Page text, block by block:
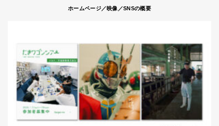
ホームページ／映像／SNSの概要